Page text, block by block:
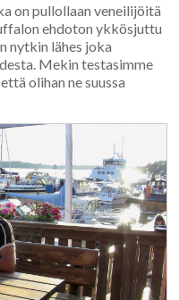
on pullollaan veneilijöitä
ehdoton ykkösjuttu
nytkin lähes joka
Mekin testasimme
olihan ne suussa